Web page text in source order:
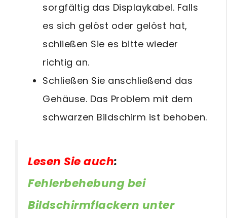
sorgfältig das Displaykabel. Falls
es sich gelöst oder gelöst hat,
schließen Sie es bitte wieder
richtig an.
Schließen Sie anschließend das
Gehäuse. Das Problem mit dem
schwarzen Bildschirm ist behoben.
Lesen Sie auch:
Fehlerbehebung bei
Bildschirmflackern unter